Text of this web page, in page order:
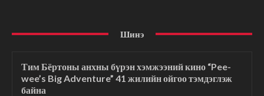
Шинэ
Тим Бёртоны анхны бүрэн хэмжээний кино “Pee-
wee’s Big Adventure” 41 жилийн ойгоо тэмдэглэж
байна